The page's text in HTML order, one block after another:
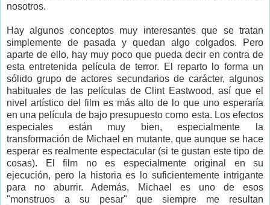
nosotros.
Hay algunos conceptos muy interesantes que se tratan
simplemente de pasada y quedan algo colgados. Pero
aparte de ello, hay muy poco que pueda decir en contra de
esta entretenida película de terror. El reparto lo forma un
sólido grupo de actores secundarios de carácter, algunos
habituales de las películas de Clint Eastwood, así que el
nivel artístico del film es más alto de lo que uno esperaría
en una película de bajo presupuesto como esta. Los efectos
especiales están muy bien, especialmente la
transformación de Michael en mutante, que aunque se hace
esperar es realmente espectacular (si te gustan este tipo de
cosas). El film no es especialmente original en su
ejecución, pero la historia es lo suficientemente intrigante
para no aburrir. Además, Michael es uno de esos
"monstruos a su pesar" que siempre me resultan